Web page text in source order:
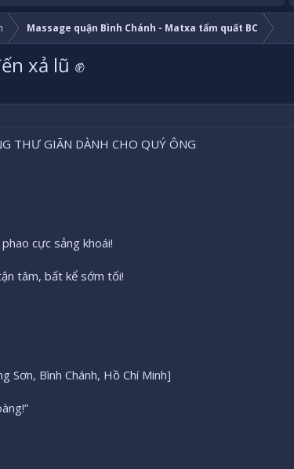
Massage quận Bình Chánh - Matxa tẩm quất BC
xả lũ ✊
THƯ GIÃN DÀNH CHO QUÝ ÔNG
cực sảng khoái!
tâm, bất kể sớm tối!
Bình Chánh, Hồ Chí Minh]